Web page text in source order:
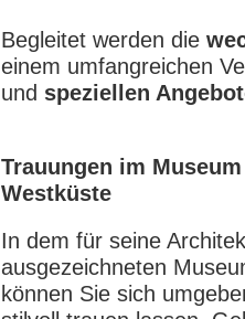
Begleitet werden die
einem umfangreichen
und speziellen
Trauungen im
Westküste
In dem für seine
ausgezeichneten
können Sie sich